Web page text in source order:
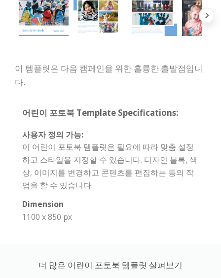
이 템플릿은 다음 캠페인을 위한 훌륭한 출발점입니
다.
어린이 포토북 Template Specifications:
사용자 정의 가능:
이 어린이 포토북 템플릿은 필요에 따라 맞춤 설정
하고 스타일을 지정할 수 있습니다. 디자인 블록, 색
상, 이미지를 변경하고 콘텐츠를 편집하는 등의 작
업을 할 수 있습니다.
Dimension
1100 x 850 px
더 많은 어린이 포토북 템플릿 살펴보기